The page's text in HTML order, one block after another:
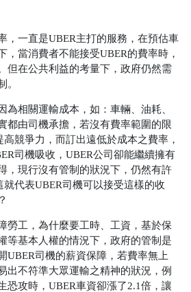
，一直是UBER主打的服務，在預估車
，當消費者不能接受UBER的費率時，
但在公共利益的考量下，政府仍然需
。
為相關運輸成本，如：車輛、油耗、
都由司機承擔，若沒有費率範圍的限
競爭力，而訂出遠低於成本之費率，
司機吸收，UBER公司卻能繼續擁有
，現行沒有管制的狀況下，仍然有許
就代表UBER司機可以接受這樣的收
勞工，為什麼要工時、工資，基於保
等基本人權的情況下，政府的管制是
UBER司機的薪資保障，若費率無上
出不符準大眾運輸之精神的狀況，例
恐攻時，UBER車資卻漲了2.1倍，讓